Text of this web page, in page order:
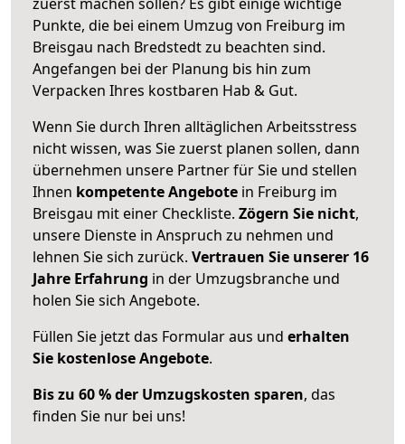
Punkte, die bei einem Umzug von Freiburg im
Breisgau nach Bredstedt zu beachten sind.
Angefangen bei der Planung bis hin zum
Verpacken Ihres kostbaren Hab & Gut.
Wenn Sie durch Ihren alltäglichen Arbeitsstress
nicht wissen, was Sie zuerst planen sollen, dann
übernehmen unsere Partner für Sie und stellen
Ihnen kompetente Angebote in Freiburg im
Breisgau mit einer Checkliste. Zögern Sie nicht,
unsere Dienste in Anspruch zu nehmen und
lehnen Sie sich zurück. Vertrauen Sie unserer 16
Jahre Erfahrung in der Umzugsbranche und
holen Sie sich Angebote.
Füllen Sie jetzt das Formular aus und erhalten
Sie kostenlose Angebote.
Bis zu 60 % der Umzugskosten sparen, das
finden Sie nur bei uns!